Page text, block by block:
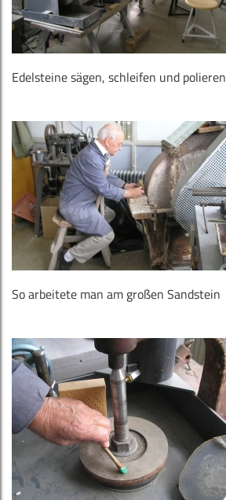
Edelsteine ​​sägen, schleifen und polieren
So arbeitete man am großen Sandstein